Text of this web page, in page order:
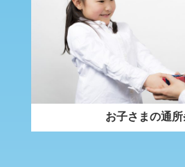
お子さまの通